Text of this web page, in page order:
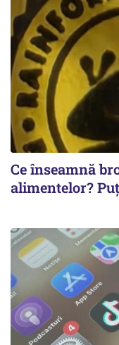
Ce înseamnă
alimentelor?